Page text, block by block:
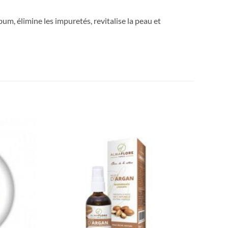
élimine les impuretés, revitalise la peau et